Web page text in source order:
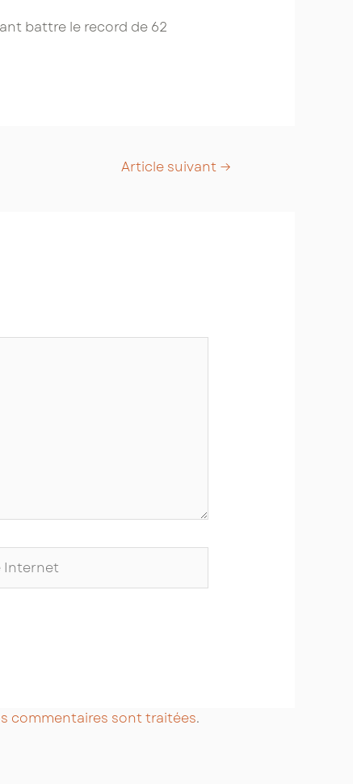
battre le record de 62
Article suivant →
commentaires sont traitées.